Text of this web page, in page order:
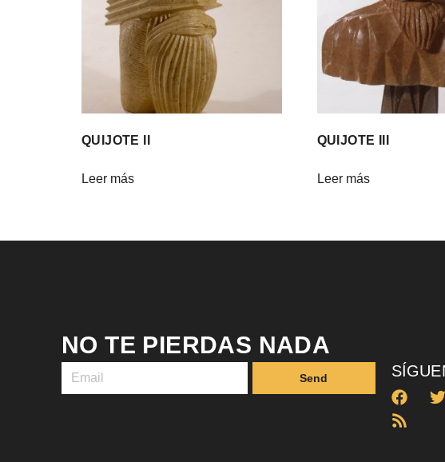
QUIJOTE II
Leer más
QUIJOTE III
Leer más
NO TE PIERDAS NADA
Send